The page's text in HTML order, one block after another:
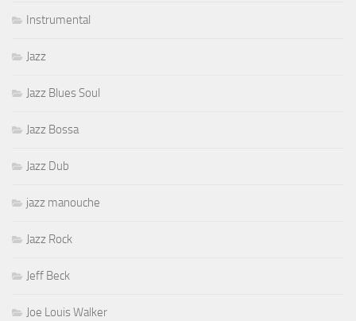
Instrumental
Jazz
Jazz Blues Soul
Jazz Bossa
Jazz Dub
jazz manouche
Jazz Rock
Jeff Beck
Joe Louis Walker